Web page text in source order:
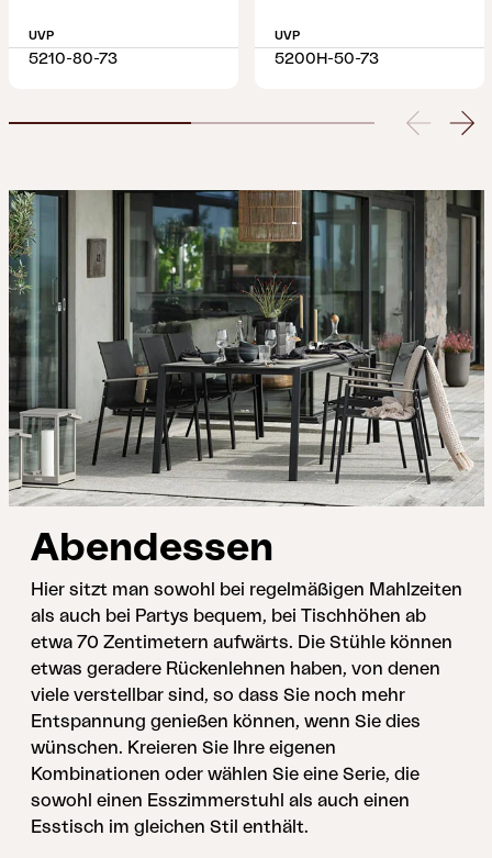
UVP
5210-80-73
UVP
5200H-50-73
Abendessen
Hier sitzt man sowohl bei regelmäßigen Mahlzeiten
als auch bei Partys bequem, bei Tischhöhen ab
etwa 70 Zentimetern aufwärts. Die Stühle können
etwas geradere Rückenlehnen haben, von denen
viele verstellbar sind, so dass Sie noch mehr
Entspannung genießen können, wenn Sie dies
wünschen. Kreieren Sie Ihre eigenen
Kombinationen oder wählen Sie eine Serie, die
sowohl einen Esszimmerstuhl als auch einen
Esstisch im gleichen Stil enthält.